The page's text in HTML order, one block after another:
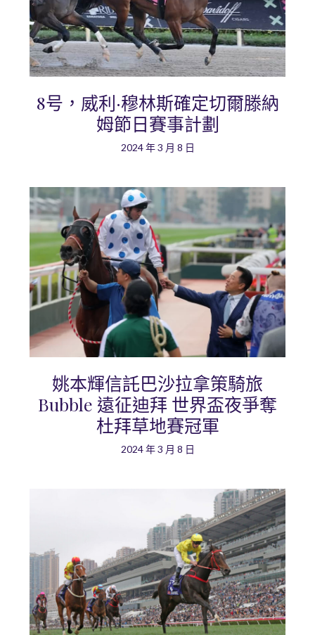
8号，威利·穆林斯確定切爾滕納
姆節日賽事計劃
2024 年 3 月 8 日
姚本輝信託巴沙拉拿策騎旅
Bubble 遠征迪拜 世界盃夜爭奪
杜拜草地賽冠軍
2024 年 3 月 8 日